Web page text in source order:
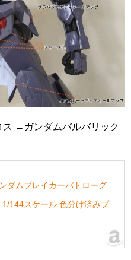
ス →ガンダムバルバリック
ダムブレイカーバトローグ
144スケール 色分け済みプ